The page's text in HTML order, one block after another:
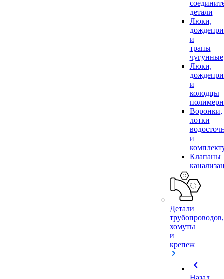
детали
Люки,
и
трапы
чугунные
Люки,
и
колодцы
Воронки,
лотки
и
Клапаны
Детали
трубопроводов,
хомуты
и
крепеж
chevron_left